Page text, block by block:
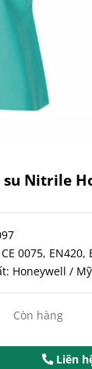
su Nitrile
0075, EN420,
Honeywell / Mỹ
Còn hàng
Liên